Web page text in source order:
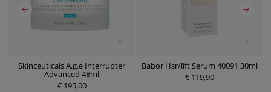
Skinceuticals A.g.e Interrupter
Advanced 48ml
€ 195,00
Babor Hsr/lift Serum 40091 30ml
€ 119,90